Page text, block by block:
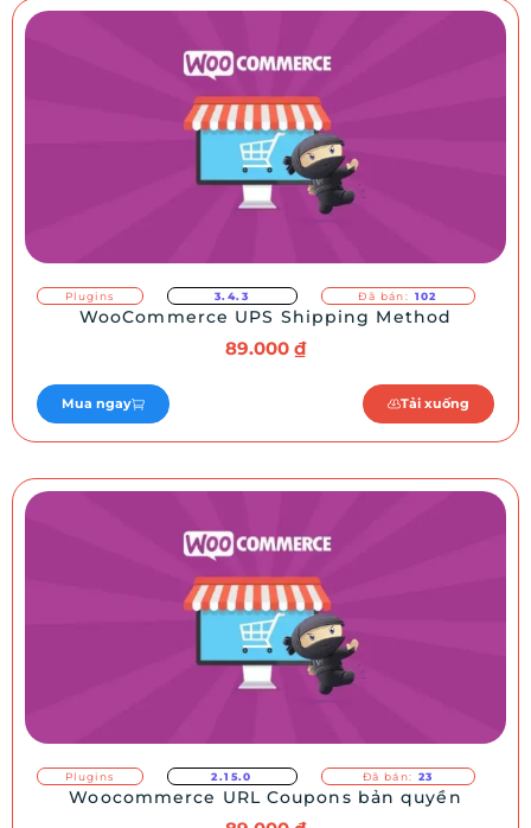
Plugins 3.4.3 Đã bán: 102
WooCommerce UPS Shipping Method
89.000 ₫
Mua ngay Tải xuống
Plugins 2.15.0 Đã bán: 23
Woocommerce URL Coupons bản quyền